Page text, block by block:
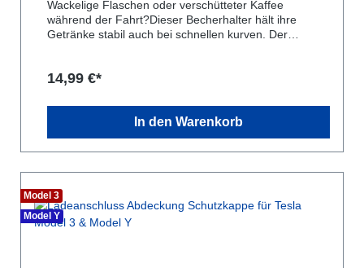
Wackelige Flaschen oder verschütteter Kaffee
während der Fahrt?Dieser Becherhalter hält ihre
Getränke stabil auch bei schnellen kurven. Der
Einsatz ist aus hochwertigem Silikon gefertigt und
Ihre Getränke bequem und sicher während der Fahrt
transportieren.Falls doch mal etwas Getränk
verschüttet wird, ist der Einsatz leicht herausnehmen
und lässt sich einfach zu reinigen.Lieferumfang:- 1x
14,99 €*
In den Warenkorb
Model 3
Model Y